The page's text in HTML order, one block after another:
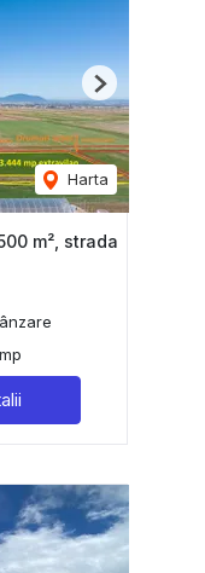
Harta
Next
m², strada